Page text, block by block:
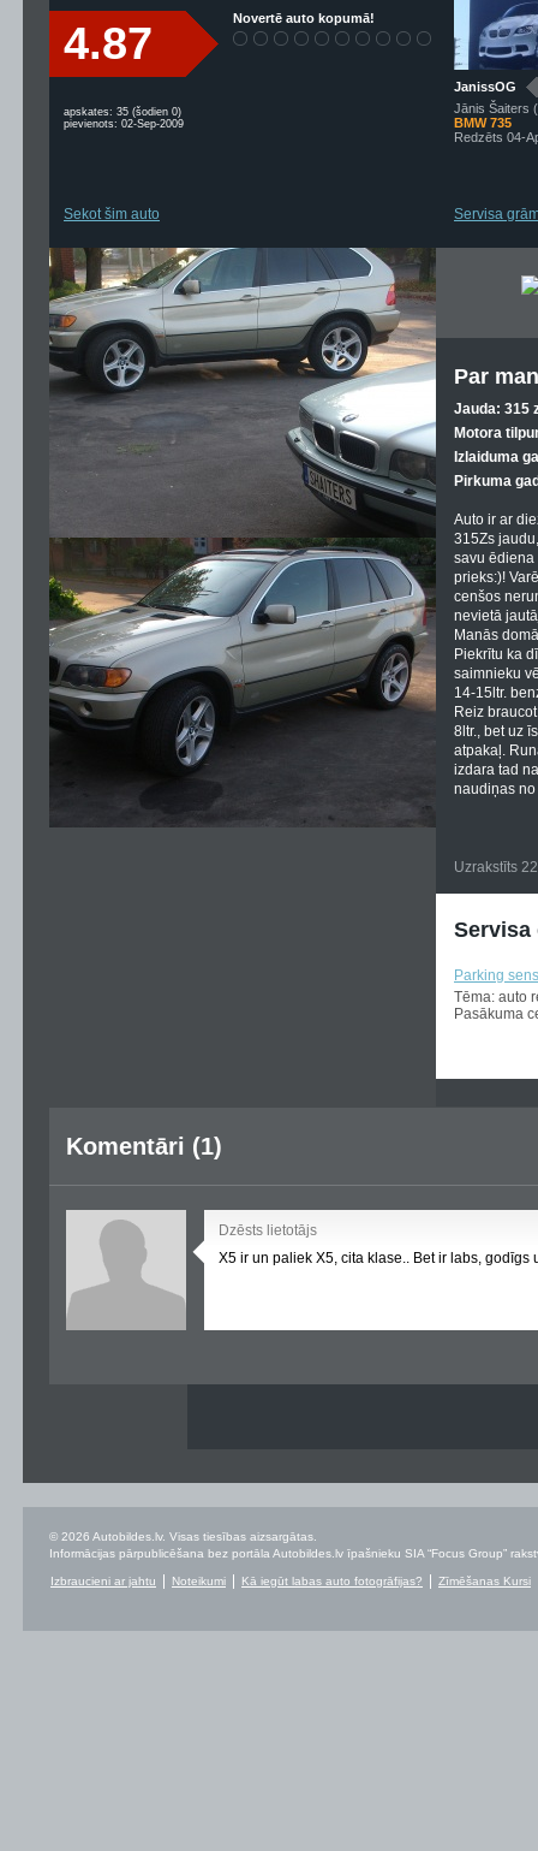
4.87 Novertē auto kopumā!
apskates: 35 (šodien 0)
pievienots: 02-Sep-2009
Sekot šim auto
JanissOG
Jānis Šaiters
BMW 735
Redzēts 04-
Servisa
Par
Jauda: 315
Motora
Izlaiduma
Pirkuma
Auto ir ar
315Zs
savu ēdiena
prieks:)!
cenšos
nevietā
Manās
Piekrītu ka
saimnieku
14-15ltr.
Reiz
8ltr., bet uz
atpakaļ.
izdara tad
naudiņas
Uzrakstīts
Servisa
Parking
Tēma: auto
Pasākuma
Komentāri (1)
Dzēsts lietotājs
X5 ir un paliek X5, cita klase.. Bet ir labs, godīgs
© 2026 Autobildes.lv. Visas tiesības aizsargātas.
Informācijas pārpublicēšana bez portāla Autobildes.lv īpašnieku SIA “Focus Group”
Izbraucieni ar jahtu Noteikumi Kā iegūt labas auto fotogrāfijas? Zīmēšanas Kursi